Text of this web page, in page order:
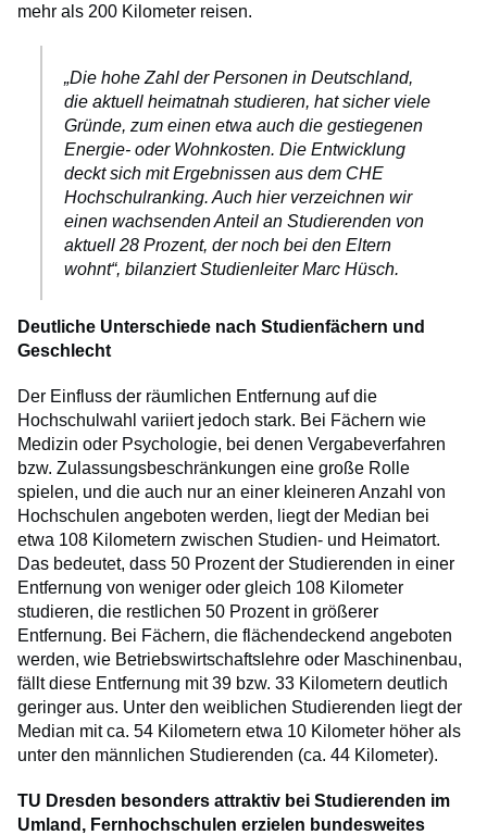
mehr als 200 Kilometer reisen.
„Die hohe Zahl der Personen in Deutschland,
die aktuell heimatnah studieren, hat sicher viele
Gründe, zum einen etwa auch die gestiegenen
Energie- oder Wohnkosten. Die Entwicklung
deckt sich mit Ergebnissen aus dem CHE
Hochschulranking. Auch hier verzeichnen wir
einen wachsenden Anteil an Studierenden von
aktuell 28 Prozent, der noch bei den Eltern
wohnt“, bilanziert Studienleiter Marc Hüsch.
Deutliche Unterschiede nach Studienfächern und
Geschlecht
Der Einfluss der räumlichen Entfernung auf die
Hochschulwahl variiert jedoch stark. Bei Fächern wie
Medizin oder Psychologie, bei denen Vergabeverfahren
bzw. Zulassungsbeschränkungen eine große Rolle
spielen, und die auch nur an einer kleineren Anzahl von
Hochschulen angeboten werden, liegt der Median bei
etwa 108 Kilometern zwischen Studien- und Heimatort.
Das bedeutet, dass 50 Prozent der Studierenden in einer
Entfernung von weniger oder gleich 108 Kilometer
studieren, die restlichen 50 Prozent in größerer
Entfernung. Bei Fächern, die flächendeckend angeboten
werden, wie Betriebswirtschaftslehre oder Maschinenbau,
fällt diese Entfernung mit 39 bzw. 33 Kilometern deutlich
geringer aus. Unter den weiblichen Studierenden liegt der
Median mit ca. 54 Kilometern etwa 10 Kilometer höher als
unter den männlichen Studierenden (ca. 44 Kilometer).
TU Dresden besonders attraktiv bei Studierenden im
Umland, Fernhochschulen erzielen bundesweites